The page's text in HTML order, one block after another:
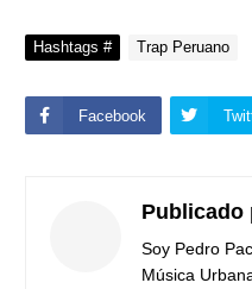
Hashtags # Trap Peruano
Facebook
Publicado
Soy Pedro
Música